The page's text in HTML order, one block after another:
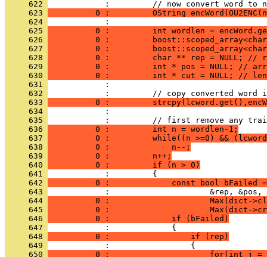
     622
     623
0 :         OString
     624
     625
0 :         int wordlen =
     626
0 :
     627
0 :
     628
0 :         char ** rep = NULL; //
     629
0 :         int * pos = NULL; //
     630
0 :         int * cut = NULL; //
     631
     632
     633
0 :
     634
     635
     636
          0 :         int n = wordlen-1;
     637
0 :         while((n >=0) &&
     638
          0 :             n--;
     639
          0 :         n++;
     640
          0 :         if (n > 0)
     641
     642
0 :             const bool bFailed
     643
     644
0 :                     Max(dict-
     645
0 :                     Max(dict-
     646
          0 :             if (bFailed)
     647
     648
          0 :                 if (rep)
     649
     650
0 :                     for(int j =